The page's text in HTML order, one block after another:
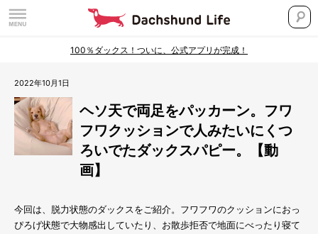
100％ダックス！ついに、公式アプリが完成！
2022年10月1日
ヘソ天で両足をパッカーン。フワ
フワクッションで人みたいにくつ
ろいでたダックスパピー。【動
画】
今回は、脱力状態のダックスをご紹介。フワフワのクッションにおっ
ぴろげ状態で大物感出していたり、お散歩拒否で地面にべったり寝て